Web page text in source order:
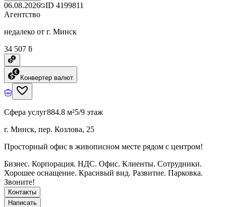
06.08.2026 ID 4199811
Агентство
недалеко от г. Минск
34 507 ƃ
Конвертер валют
Сфера услуг884.8 м²5/9 этаж
г. Минск, пер. Козлова, 25
Просторный офис в живописном месте рядом с центром!
Бизнес. Корпорация. НДС. Офис. Клиенты. Сотрудники.
Хорошее оснащение. Красивый вид. Развитие. Парковка.
Звоните!
Контакты
Написать